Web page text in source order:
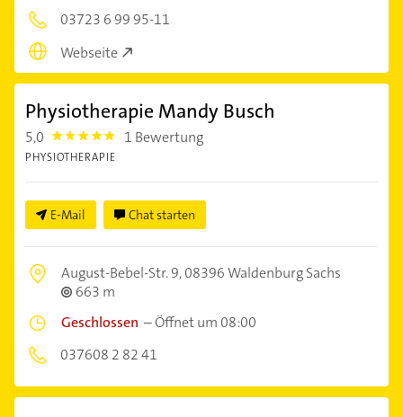
03723 6 99 95-11
Webseite
Physiotherapie Mandy Busch
5,0 5.0 1 Bewertung
PHYSIOTHERAPIE
E-Mail Chat starten
August-Bebel-Str. 9,08396 Waldenburg Sachs
663 m
Geschlossen –Öffnet um 08:00
037608 2 82 41